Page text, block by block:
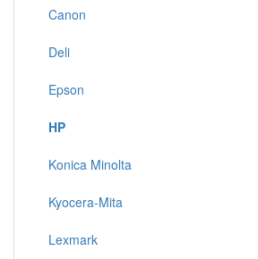
Canon
Deli
Epson
HP
Konica Minolta
Kyocera-Mita
Lexmark